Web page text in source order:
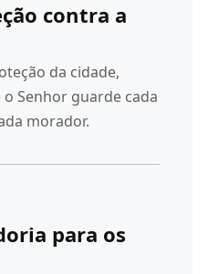
contra a
da cidade,
Senhor guarde cada
morador.
para os